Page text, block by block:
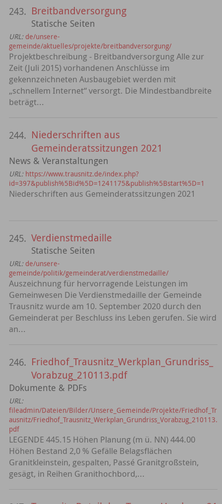
243. Breitbandversorgung
Statische Seiten
URL: de/unsere-
gemeinde/aktuelles/projekte/breitbandversorgung/
Projektbeschreibung - Breitbandversorgung Alle zur
Zeit (Juli 2015) vorhandenen Anschlüsse im
gekennzeichneten Ausbaugebiet werden mit
„schnellem Internet“ versorgt. Die Mindestbandbreite
beträgt...
244. Niederschriften aus
Gemeinderatssitzungen 2021
News & Veranstaltungen
URL: https://www.trausnitz.de/index.php?
id=397&publish%5Bid%5D=1241175&publish%5Bstart%5D=1
Niederschriften aus Gemeinderatssitzungen 2021
245. Verdienstmedaille
Statische Seiten
URL: de/unsere-
gemeinde/politik/gemeinderat/verdienstmedaille/
Auszeichnung für hervorragende Leistungen im
Gemeinwesen Die Verdienstmedaille der Gemeinde
Trausnitz wurde am 10. September 2020 durch den
Gemeinderat per Beschluss ins Leben gerufen. Sie wird
an...
246. Friedhof_Trausnitz_Werkplan_Grundriss_
Vorabzug_210113.pdf
Dokumente & PDFs
URL:
fileadmin/Dateien/Bilder/Unsere_Gemeinde/Projekte/Friedhof_Tr
ausnitz/Friedhof_Trausnitz_Werkplan_Grundriss_Vorabzug_210113.
pdf
LEGENDE 445.15 Höhen Planung (m ü. NN) 444.00
Höhen Bestand 2,0 % Gefälle Belagsflächen
Granitkleinstein, gespalten, Passé Granitgroßstein,
gesägt, in Reihen Granithochbord,...